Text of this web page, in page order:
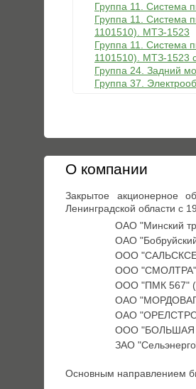
Группа 11. Система
Группа 11. Система
1101510). МТЗ-1523
Группа 11. Система
1101510). МТЗ-1523
Группа 24. Задний
Группа 37.
О компании
Закрытое акционерное
Ленинградской области с
ОАО "Минский
ОАО "Бобруйский
ООО
ООО "СМОЛТРА"
ООО "ПМК 567"
ОАО
ОАО
ООО "БОЛЬШАЯ
ЗАО
Основным направлением